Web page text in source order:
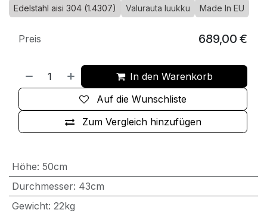
Edelstahl aisi 304 (1.4307) Valurauta luukku Made In EU
In den Warenkorb
Zum Vergleich hinzufügen
Auf die Wunschliste
Preis 689,00 €
Höhe: 50cm
Durchmesser: 43cm
Gewicht: 22kg